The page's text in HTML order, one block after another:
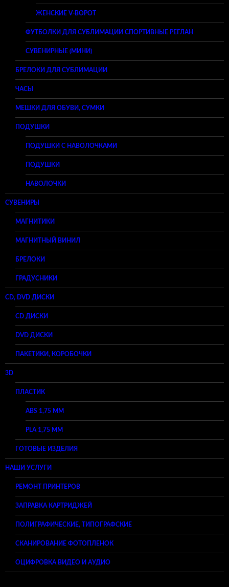
ЖЕНСКИЕ V-ВОРОТ
ФУТБОЛКИ ДЛЯ СУБЛИМАЦИИ СПОРТИВНЫЕ РЕГЛАН
СУВЕНИРНЫЕ (МИНИ)
БРЕЛОКИ ДЛЯ СУБЛИМАЦИИ
ЧАСЫ
МЕШКИ ДЛЯ ОБУВИ, СУМКИ
ПОДУШКИ
ПОДУШКИ С НАВОЛОЧКАМИ
ПОДУШКИ
НАВОЛОЧКИ
СУВЕНИРЫ
МАГНИТИКИ
МАГНИТНЫЙ ВИНИЛ
БРЕЛОКИ
ГРАДУСНИКИ
CD, DVD ДИСКИ
CD ДИСКИ
DVD ДИСКИ
ПАКЕТИКИ, КОРОБОЧКИ
3D
ПЛАСТИК
ABS 1,75 ММ
PLA 1,75 ММ
ГОТОВЫЕ ИЗДЕЛИЯ
НАШИ УСЛУГИ
РЕМОНТ ПРИНТЕРОВ
ЗАПРАВКА КАРТРИДЖЕЙ
ПОЛИГРАФИЧЕСКИЕ, ТИПОГРАФСКИЕ
СКАНИРОВАНИЕ ФОТОПЛЕНОК
ОЦИФРОВКА ВИДЕО И АУДИО